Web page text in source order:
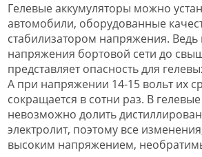
Гелевые аккумуляторы можно
автомобили, оборудованные
стабилизатором напряжения.
напряжения бортовой сети до
представляет опасность для
А при напряжении 14-15 вольт их
сокращается в сотни раз. В
невозможно долить
электролит, поэтому все
высоким напряжением,